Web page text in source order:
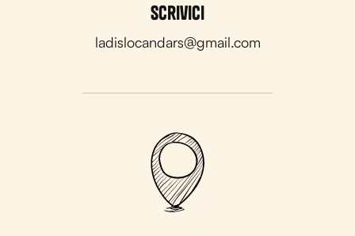
Scrivici
ladislocandars@gmail.com